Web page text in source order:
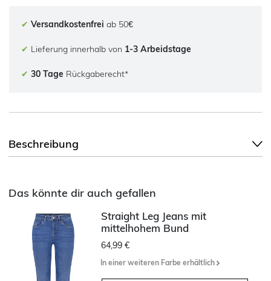
✔ Versandkostenfrei ab 50€
✔ Lieferung innerhalb von 1-3 Arbeidstage
✔ 30 Tage Rückgaberecht*
Beschreibung
Das könnte dir auch gefallen
Straight Leg Jeans mit
mittelhohem Bund
64,99 €
In einer weiteren Farbe erhältlich